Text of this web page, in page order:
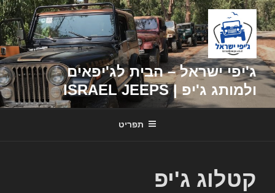
דילוג
לתוכן
ג'יפי ישראל – הבית לג'יפאים
ולמותג ג'יפ | ISRAEL JEEPS
תפריט
קטלוג ג'יפ